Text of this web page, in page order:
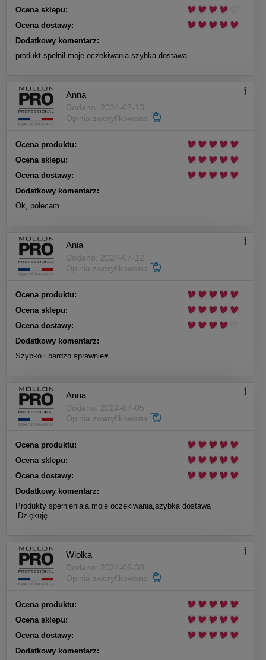
Ocena sklepu:
Ocena dostawy:
Dodatkowy komentarz:
produkt spełnił moje oczekiwania szybka dostawa
Anna
Dodano: 2024-07-13
Opinia zweryfikowana
Ocena produktu:
Ocena sklepu:
Ocena dostawy:
Dodatkowy komentarz:
Ok, polecam
Ania
Dodano: 2024-07-12
Opinia zweryfikowana
Ocena produktu:
Ocena sklepu:
Ocena dostawy:
Dodatkowy komentarz:
Szybko i bardzo sprawnie♥️
Anna
Dodano: 2024-07-05
Opinia zweryfikowana
Ocena produktu:
Ocena sklepu:
Ocena dostawy:
Dodatkowy komentarz:
Produkty spełnieniają moje oczekiwania,szybka dostawa
.Dziękuję
Wiolka
Dodano: 2024-06-30
Opinia zweryfikowana
Ocena produktu:
Ocena sklepu:
Ocena dostawy:
Dodatkowy komentarz: